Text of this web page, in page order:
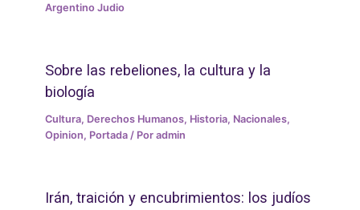
Argentino Judio
Sobre las rebeliones, la cultura y la
biología
Cultura, Derechos Humanos, Historia, Nacionales,
Opinion, Portada / Poradmin
Irán, traición y encubrimientos: los judíos